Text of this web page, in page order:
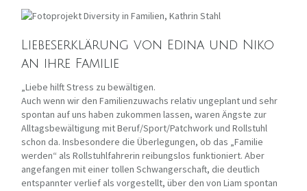
Liebeserklärung von Edina und Niko
an ihre Familie
„Liebe hilft Stress zu bewältigen.
Auch wenn wir den Familienzuwachs relativ ungeplant und sehr
spontan auf uns haben zukommen lassen, waren Ängste zur
Alltagsbewältigung mit Beruf/Sport/Patchwork und Rollstuhl
schon da. Insbesondere die Überlegungen, ob das „Familie
werden“ als Rollstuhlfahrerin reibungslos funktioniert. Aber
angefangen mit einer tollen Schwangerschaft, die deutlich
entspannter verlief als vorgestellt, über den von Liam spontan